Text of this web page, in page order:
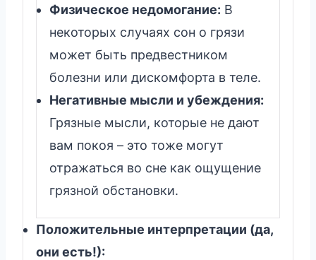
Физическое недомогание: В
некоторых случаях сон о грязи
может быть предвестником
болезни или дискомфорта в теле.
Негативные мысли и убеждения:
Грязные мысли, которые не дают
вам покоя – это тоже могут
отражаться во сне как ощущение
грязной обстановки.
Положительные интерпретации (да,
они есть!):